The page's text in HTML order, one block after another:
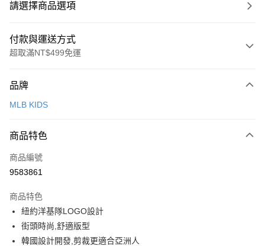
請選擇商品選項
付款與運送方式
超取滿NT$499免運
信用卡一次付款
LINE Pay
Apple Pay
悠遊付
運送方式
品牌
MLB KIDS
商品特色
商品編號
9583861
商品特色
紐約洋基隊LOGO設計
街頭時尚,舒適版型
韓國設計開發,剪裁更適合亞洲人